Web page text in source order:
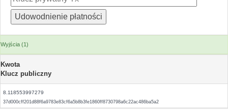
Wyjścia (1)
Kwota
Klucz publiczny
8.118553997279
37d000cff201d88f6a9783e83cf6a5b8b3fe1860ff8730798a6c22ac486ba5a2